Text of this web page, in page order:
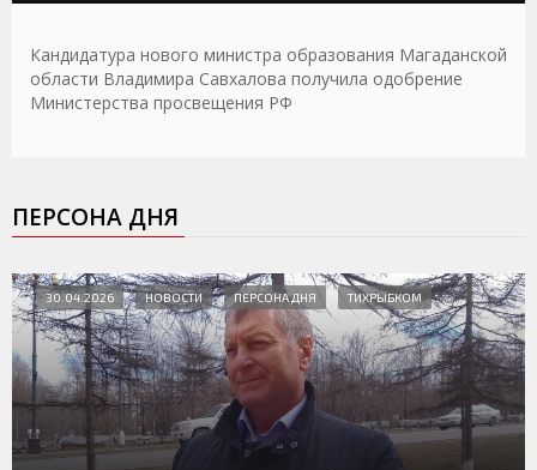
Кандидатура нового министра образования Магаданской
области Владимира Савхалова получила одобрение
Министерства просвещения РФ
ПЕРСОНА ДНЯ
30.04.2026 НОВОСТИ ПЕРСОНА ДНЯ ТИХРЫБКОМ